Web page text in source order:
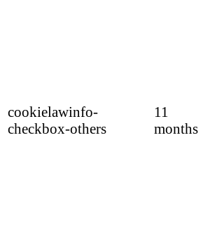
cookielawinfo-
checkbox-others
11
months